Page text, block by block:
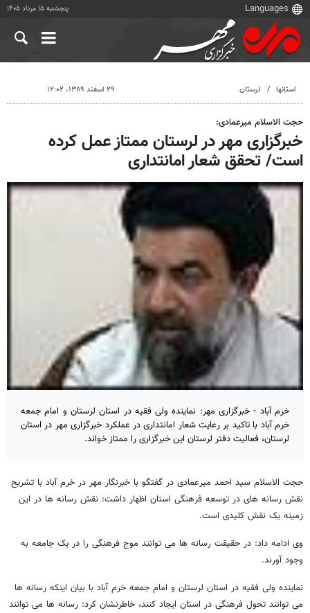
پنجشنبه ۱۵ مرداد ۱۴۰۵
استانها لرستان ۲۹ اسفند ۱۳۸۹، ۱۲:۰۲
حجت الاسلام میرعمادی:
خبرگزاری مهر در لرستان ممتاز عمل کرده
است/ تحقق شعار امانتداری
خرم آباد - خبرگزاری مهر: نماینده ولی فقیه در استان لرستان و امام جمعه
خرم آباد با تاکید بر رعایت شعار امانتداری در عملکرد خبرگزاری مهر در استان
لرستان، فعالیت دفتر لرستان این خبرگزاری را ممتاز خواند.
حجت الاسلام سید احمد میرعمادی در گفتگو با خبرنگار مهر در خرم آباد با تشریح
نقش رسانه های در توسعه فرهنگی استان اظهار داشت: نقش رسانه ها در این
زمینه یک نقش کلیدی است.
وی ادامه داد: در حقیقت رسانه ها می توانند موج فرهنگی را در یک جامعه به
وجود آورند.
نماینده ولی فقیه در استان لرستان و امام جمعه خرم آباد با بیان اینکه رسانه ها
می توانند تحول فرهنگی در استان ایجاد کنند، خاطرنشان کرد: رسانه ها می توانند